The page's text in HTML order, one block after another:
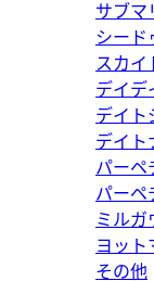
サブマ
シード
スカイ
デイデ
デイト
デイト
パーペ
パーペ
ミルガ
ヨット
その他